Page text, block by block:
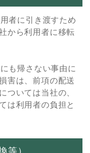
者に引き渡すため
から利⽤者に移転
も帰さない事由に
害は、前項の配送
ついては当社の、
は利⽤者の負担と
等）